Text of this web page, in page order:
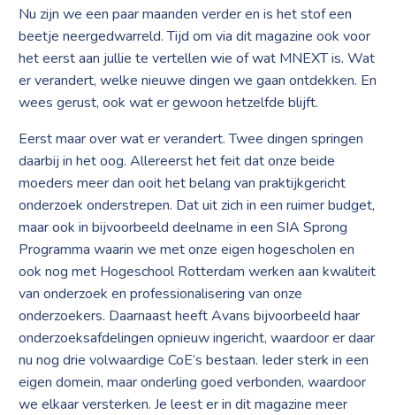
Nu zijn we een paar maanden verder en is het stof een
beetje neergedwarreld. Tijd om via dit magazine ook voor
het eerst aan jullie te vertellen wie of wat MNEXT is. Wat
er verandert, welke nieuwe dingen we gaan ontdekken. En
wees gerust, ook wat er gewoon hetzelfde blijft.
Eerst maar over wat er verandert. Twee dingen springen
daarbij in het oog. Allereerst het feit dat onze beide
moeders meer dan ooit het belang van praktijkgericht
onderzoek onderstrepen. Dat uit zich in een ruimer budget,
maar ook in bijvoorbeeld deelname in een SIA Sprong
Programma waarin we met onze eigen hogescholen en
ook nog met Hogeschool Rotterdam werken aan kwaliteit
van onderzoek en professionalisering van onze
onderzoekers. Daarnaast heeft Avans bijvoorbeeld haar
onderzoeksafdelingen opnieuw ingericht, waardoor er daar
nu nog drie volwaardige CoE’s bestaan. Ieder sterk in een
eigen domein, maar onderling goed verbonden, waardoor
we elkaar versterken. Je leest er in dit magazine meer